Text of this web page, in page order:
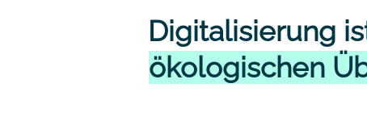
Digitalisierung
ökologischen